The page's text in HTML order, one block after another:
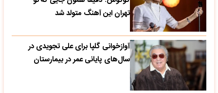
تهران این آهنگ متولد شد
آوازخوانی گلپا برای علی تجویدی در
سال‌های پایانی عمر در بیمارستان